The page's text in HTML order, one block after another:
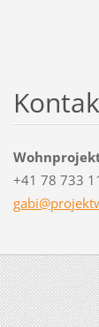
+41 78 733
gabi@pro